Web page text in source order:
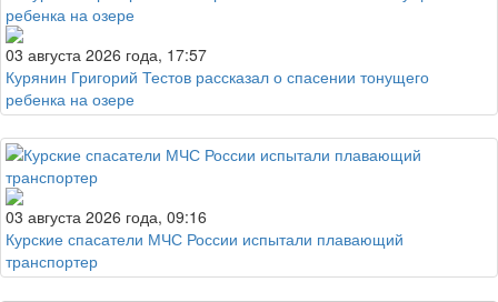
03 августа 2026 года, 17:57
Курянин Григорий Тестов рассказал о спасении тонущего
ребенка на озере
03 августа 2026 года, 09:16
Курские спасатели МЧС России испытали плавающий
транспортер